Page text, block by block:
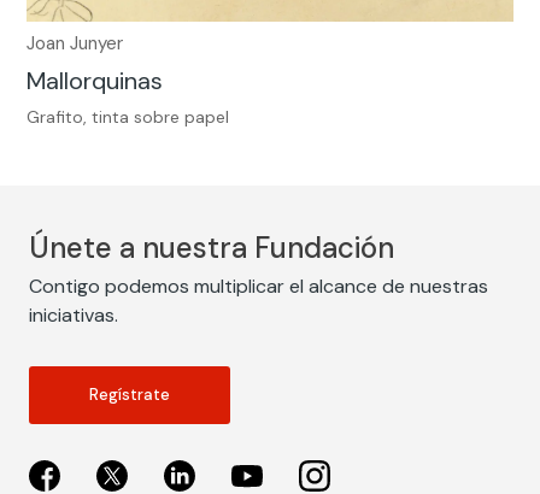
Joan Junyer
Mallorquinas
Grafito, tinta sobre papel
Únete a nuestra Fundación
Contigo podemos multiplicar el alcance de nuestras
iniciativas.
Regístrate